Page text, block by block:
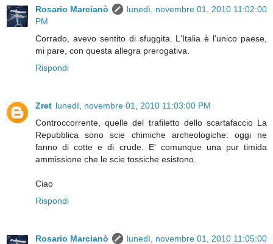
Rosario Marcianò
lunedì, novembre 01, 2010 11:02:00
PM
Corrado, avevo sentito di sfuggita. L'Italia è l'unico paese,
mi pare, con questa allegra prerogativa.
Rispondi
Zret lunedì, novembre 01, 2010 11:03:00 PM
Controccorrente, quelle del trafiletto dello scartafaccio La
Repubblica sono scie chimiche archeologiche: oggi ne
fanno di cotte e di crude. E' comunque una pur timida
ammissione che le scie tossiche esistono.
Ciao
Rispondi
Rosario Marcianò
lunedì, novembre 01, 2010 11:05:00